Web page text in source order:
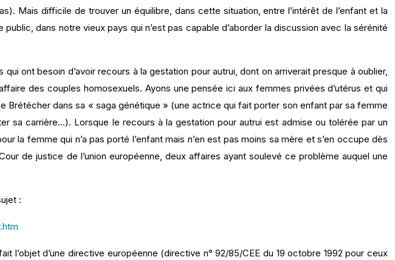
Mais difficile de trouver un équilibre, dans cette situation, entre l’intérêt de l’enfant et la
dans notre vieux pays qui n’est pas capable d’aborder la discussion avec la sérénité
ont besoin d’avoir recours à la gestation pour autrui, dont on arriverait presque à oublier,
des couples homosexuels. Ayons une pensée ici aux femmes privées d’utérus et qui
Brétécher dans sa « saga génétique » (une actrice qui fait porter son enfant par sa femme
sa carrière…). Lorsque le recours à la gestation pour autrui est admise ou tolérée par un
la femme qui n’a pas porté l’enfant mais n’en est pas moins sa mère et s’en occupe dès
de justice de l’union européenne, deux affaires ayant soulevé ce problème auquel une
:
l’objet d’une directive européenne (directive n° 92/85/CEE du 19 octobre 1992 pour ceux